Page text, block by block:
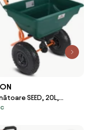
SEED, 20L,
portocaliu Gardebruk